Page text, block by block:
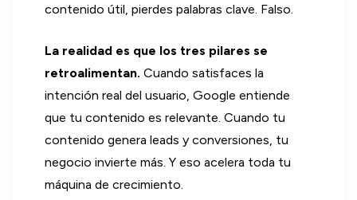
contenido útil, pierdes palabras clave. Falso.
La realidad es que los tres pilares se
retroalimentan. Cuando satisfaces la
intención real del usuario, Google entiende
que tu contenido es relevante. Cuando tu
contenido genera leads y conversiones, tu
negocio invierte más. Y eso acelera toda tu
máquina de crecimiento.